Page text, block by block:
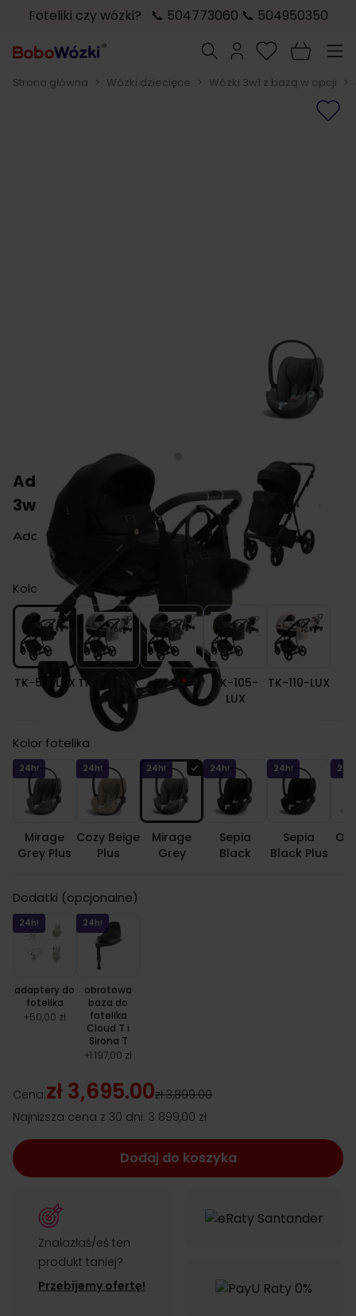
Foteliki czy wózki? 📞 504773060 📞 504950350
Szukaj
Strona główna > Wózki dziecięce > Wózki 3w1 z bazą w opcji >
Adamex QUANTUM STANDARD wózek
3w1 z fotelikiem Cybex CLOUD T i-Size
Kolor
TK-53-LUX TK-56-LUX TK-57
TK-105-
LUX
TK-110-LUX
Kolor fotelika
24h!
Mirage
Grey Plus
24h!
Cozy Beige
Plus
24h!
Mirage
Grey
24h!
Sepia
Black
24h!
Sepia
Black Plus
24h!
Dodatki (opcjonalne)
24h!
adaptery do
fotelika
+50,00 zł
24h!
obrotowa
baza do
fotelika
Cloud T i
Sirona T
+1 197,00 zł
Cena:zł 3,695.00zł 3,899.00
Najniższa cena z 30 dni: 3 899,00 zł
Dodaj do koszyka
Znalazłaś/eś ten
produkt taniej?
Przebijemy ofertę!